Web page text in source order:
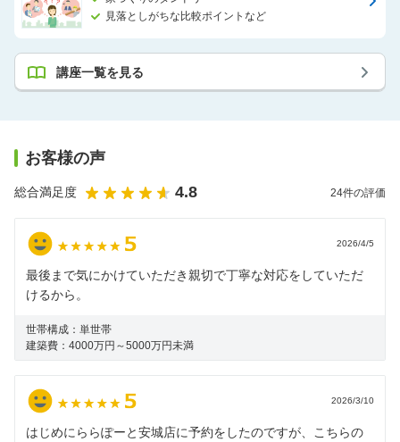
見落としがちな比較ポイントなど
講座一覧を見る
お客様の声
総合満足度 4.8 24件の評価
2026/4/5
最後まで気にかけていただき親切で丁寧な対応をしていただ
けるから。
世帯構成： 単世帯
建築費： 4000万円～5000万円未満
2026/3/10
はじめにららぽーと安城店に予約をしたのですが、こちらの